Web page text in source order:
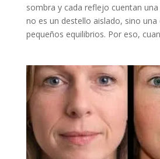
sombra y cada reflejo cuentan
no es un destello aislado, sino
pequeños equilibrios. Por eso,